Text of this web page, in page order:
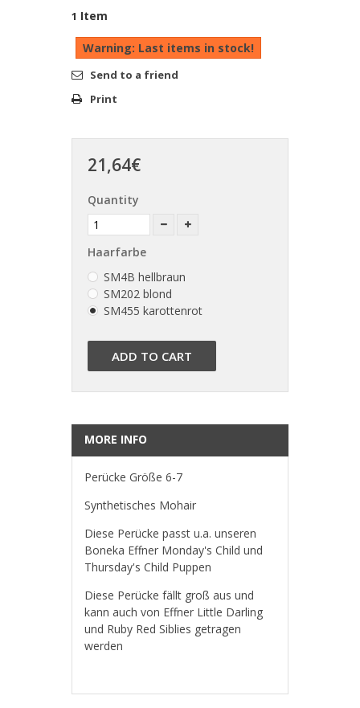
1 Item
Warning: Last items in stock!
Send to a friend
Print
21,64€
Quantity
Haarfarbe
SM4B hellbraun
SM202 blond
SM455 karottenrot
ADD TO CART
MORE INFO
Perücke Größe 6-7
Synthetisches Mohair
Diese Perücke passt u.a. unseren
Boneka Effner Monday's Child und
Thursday's Child Puppen
Diese Perücke fällt groß aus und
kann auch von Effner Little Darling
und Ruby Red Siblies getragen
werden